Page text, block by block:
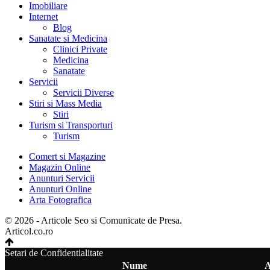
Imobiliare
Internet
Blog
Sanatate si Medicina
Clinici Private
Medicina
Sanatate
Servicii
Servicii Diverse
Stiri si Mass Media
Stiri
Turism si Transporturi
Turism
Comert si Magazine
Magazin Online
Anunturi Servicii
Anunturi Online
Arta Fotografica
© 2026 - Articole Seo si Comunicate de Presa.
Articol.co.ro
Setari de Confidentialitate
Nume